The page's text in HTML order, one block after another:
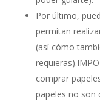
Por último,
permitan
(así cómo
comprar
papeles no son